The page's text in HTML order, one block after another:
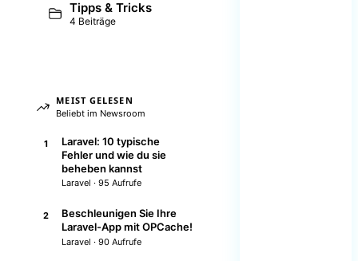
Tipps & Tricks
4 Beiträge
MEIST GELESEN
Beliebt im Newsroom
1
Laravel: 10 typische
Fehler und wie du sie
beheben kannst
Laravel · 95 Aufrufe
2
Beschleunigen Sie Ihre
Laravel-App mit OPCache!
Laravel · 90 Aufrufe